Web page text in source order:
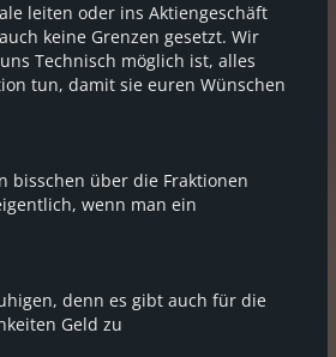
leiten oder ins Aktiengeschäft
keine Grenzen gesetzt. Wir
Technisch möglich ist, alles
tun, damit sie euren Wünschen
bisschen über die Fraktionen
wenn man ein
denn es gibt auch für die
Geld zu